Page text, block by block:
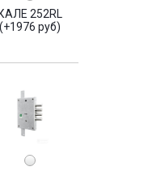
КАЛЕ 252RL
(+1976 руб)